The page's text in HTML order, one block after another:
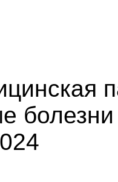
болезни